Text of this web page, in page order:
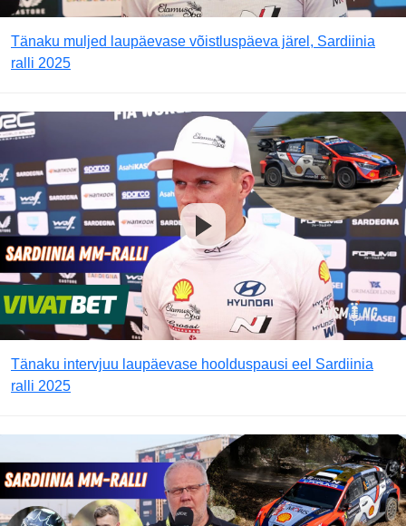
Tänaku muljed laupäevase võistluspäeva järel, Sardiinia
ralli 2025
Tänaku intervjuu laupäevase hoolduspausi eel Sardiinia
ralli 2025